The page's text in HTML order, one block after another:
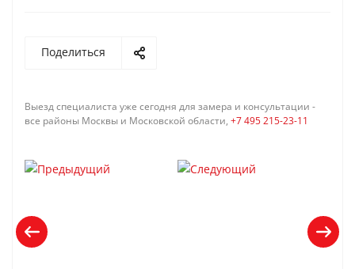
Поделиться
Выезд специалиста уже сегодня для замера и консультации -
все районы Москвы и Московской области, +7 495 215-23-11